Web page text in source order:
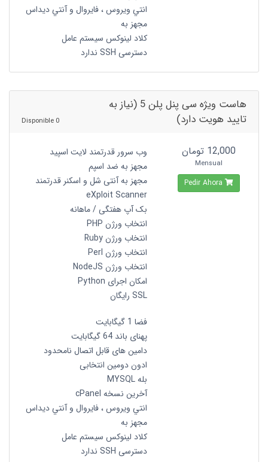
انتي ويروس ، فايروال و آنتي ديداس
مجهز به
کلاد لینوکس سیستم عامل
دسترسی SSH ندارد
هاست ویژه سی پنل پلن 5 (نیاز به
تایید هویت دارد)
0 Disponible
وب سرور قدرتمند لایت اسپید
مجهز به ضد اسپم
مجهز به آنتی شل و اسکنر قدرتمند
eXploit Scanner
بک آپ هفتگی / ماهانه
انتخاب ورژن PHP
انتخاب ورژن Ruby
انتخاب ورژن Perl
انتخاب ورژن NodeJS
امکان اجرای Python
SSL رایگان
فضا 1 گیگابایت
پهنای باند 64 گیگابایت
دامین های قابل اتصال نامحدود
ادون دومین انتخابی
بله MYSQL
آخرین نسخه cPanel
انتي ويروس ، فايروال و آنتي ديداس
مجهز به
کلاد لینوکس سیستم عامل
دسترسی SSH ندارد
12,000 تومان
Mensual